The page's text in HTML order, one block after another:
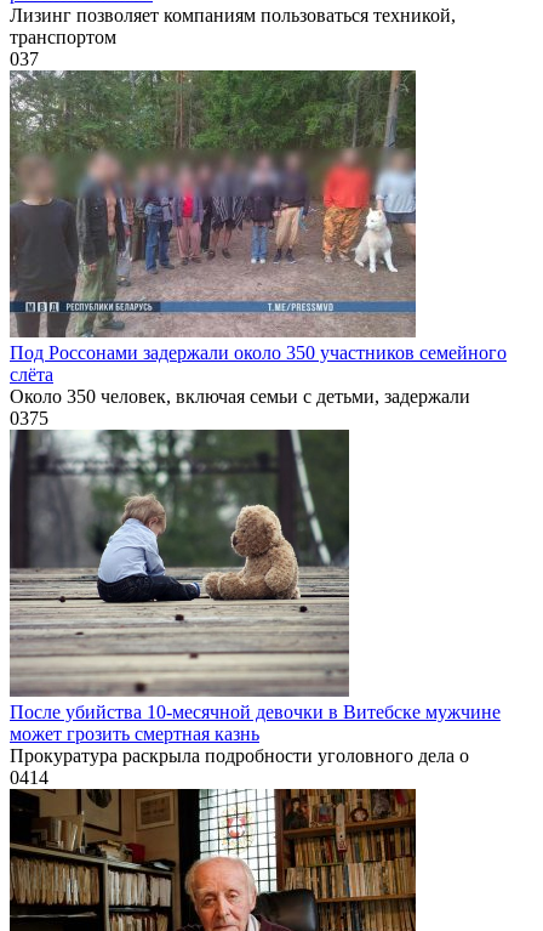
Лизинг позволяет компаниям пользоваться техникой,
транспортом
037
Под Россонами задержали около 350 участников семейного
слёта
Около 350 человек, включая семьи с детьми, задержали
0375
После убийства 10-месячной девочки в Витебске мужчине
может грозить смертная казнь
Прокуратура раскрыла подробности уголовного дела о
0414